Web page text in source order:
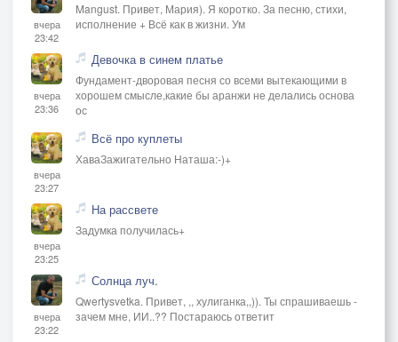
вчера
23:42
Mangust. Привет, Мария). Я коротко. За песню, стихи,
исполнение + Всё как в жизни. Ум
вчера
23:36
Девочка в синем платье
Фундамент-дворовая песня со всеми вытекающими в
хорошем смысле,какие бы аранжи не делались основа
ос
вчера
23:27
Всё про куплеты
ХаваЗажигательно Наташа:-)+
вчера
23:25
На рассвете
Задумка получилась+
вчера
23:22
Солнца луч.
Qwertysvetka. Привет, ,, хулиганка,,)). Ты спрашиваешь -
зачем мне, ИИ..?? Постараюсь ответит